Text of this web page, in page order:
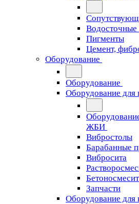
Водосточные
Пигменты
Цемент,
Оборудование
Оборудование
Оборудование
ЖБИ
Вибростолы
Барабанные
Вибросита
Запчасти
Оборудование